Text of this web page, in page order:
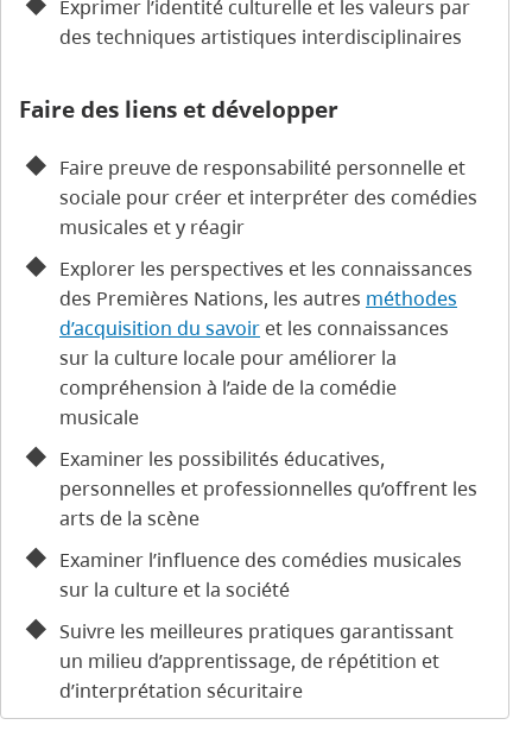
Exprimer l’identité culturelle et les valeurs par
des techniques artistiques interdisciplinaires
Faire des liens et développer
Faire preuve de responsabilité personnelle et
sociale pour créer et interpréter des comédies
musicales et y réagir
Explorer les perspectives et les connaissances
des Premières Nations, les autres méthodes
d’acquisition du savoir et les connaissances
sur la culture locale pour améliorer la
compréhension à l’aide de la comédie
musicale
Examiner les possibilités éducatives,
personnelles et professionnelles qu’offrent les
arts de la scène
Examiner l’influence des comédies musicales
sur la culture et la société
Suivre les meilleures pratiques garantissant
un milieu d’apprentissage, de répétition et
d’interprétation sécuritaire